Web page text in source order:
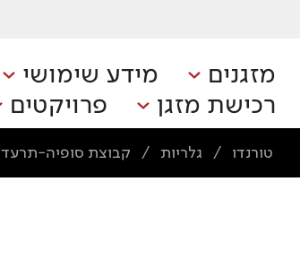
מזגנים מידע שימושי
רכישת מזגן
פרויקטים
טורנדו / גלריות / קבוצת סופיה-תרעד 12,רמת גן